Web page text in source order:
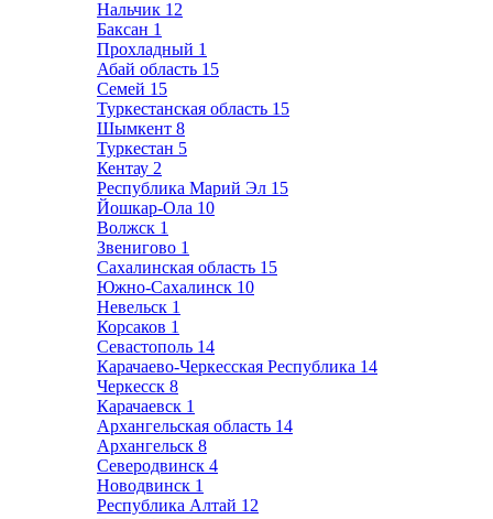
Нальчик 12
Баксан 1
Прохладный 1
Абай область 15
Семей 15
Туркестанская область 15
Шымкент 8
Туркестан 5
Кентау 2
Республика Марий Эл 15
Йошкар-Ола 10
Волжск 1
Звенигово 1
Сахалинская область 15
Южно-Сахалинск 10
Невельск 1
Корсаков 1
Севастополь 14
Карачаево-Черкесская Республика 14
Черкесск 8
Карачаевск 1
Архангельская область 14
Архангельск 8
Северодвинск 4
Новодвинск 1
Республика Алтай 12